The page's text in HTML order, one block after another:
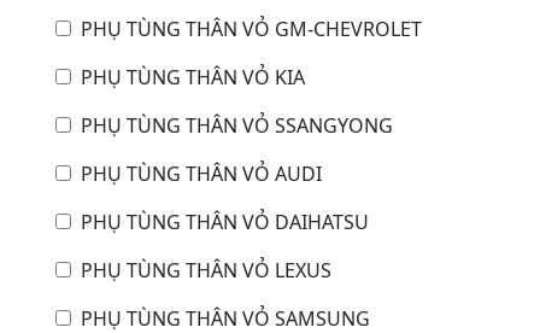
PHỤ TÙNG THÂN VỎ GM-CHEVROLET
PHỤ TÙNG THÂN VỎ KIA
PHỤ TÙNG THÂN VỎ SSANGYONG
PHỤ TÙNG THÂN VỎ AUDI
PHỤ TÙNG THÂN VỎ DAIHATSU
PHỤ TÙNG THÂN VỎ LEXUS
PHỤ TÙNG THÂN VỎ SAMSUNG